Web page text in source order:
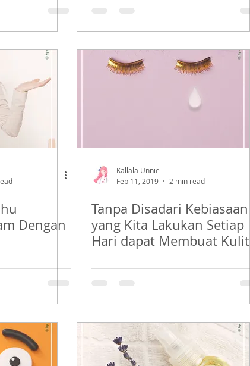
Dengan
Kallala Unnie
Feb 11, 2019
2 min read
Tanpa Disadari Kebiasaan
yang Kita Lakukan Setiap
Hari dapat Membuat Kulit